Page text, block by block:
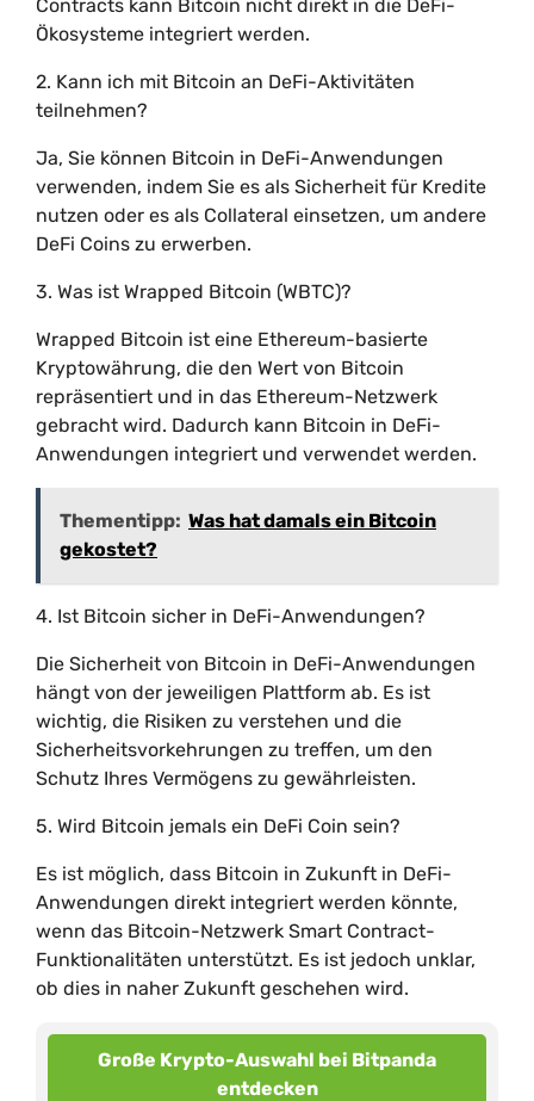
Contracts kann Bitcoin nicht direkt in die DeFi-
Ökosysteme integriert werden.
2. Kann ich mit Bitcoin an DeFi-Aktivitäten
teilnehmen?
Ja, Sie können Bitcoin in DeFi-Anwendungen
verwenden, indem Sie es als Sicherheit für Kredite
nutzen oder es als Collateral einsetzen, um andere
DeFi Coins zu erwerben.
3. Was ist Wrapped Bitcoin (WBTC)?
Wrapped Bitcoin ist eine Ethereum-basierte
Kryptowährung, die den Wert von Bitcoin
repräsentiert und in das Ethereum-Netzwerk
gebracht wird. Dadurch kann Bitcoin in DeFi-
Anwendungen integriert und verwendet werden.
Thementipp: Was hat damals ein Bitcoin
gekostet?
4. Ist Bitcoin sicher in DeFi-Anwendungen?
Die Sicherheit von Bitcoin in DeFi-Anwendungen
hängt von der jeweiligen Plattform ab. Es ist
wichtig, die Risiken zu verstehen und die
Sicherheitsvorkehrungen zu treffen, um den
Schutz Ihres Vermögens zu gewährleisten.
5. Wird Bitcoin jemals ein DeFi Coin sein?
Es ist möglich, dass Bitcoin in Zukunft in DeFi-
Anwendungen direkt integriert werden könnte,
wenn das Bitcoin-Netzwerk Smart Contract-
Funktionalitäten unterstützt. Es ist jedoch unklar,
ob dies in naher Zukunft geschehen wird.
Große Krypto-Auswahl bei Bitpanda
entdecken